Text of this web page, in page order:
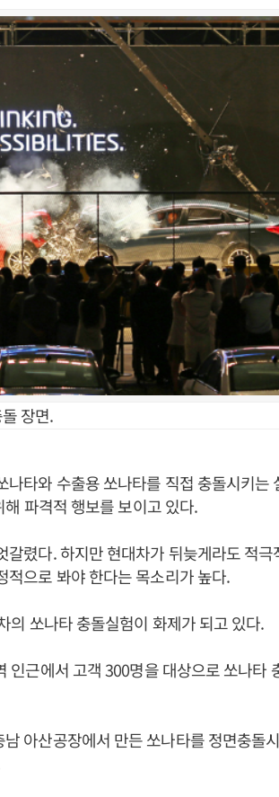
장면.
타와 수출용 쏘나타를 직접 충돌시키는
해 파격적 행보를 보이고 있다.
렸다. 하지만 현대차가 뒤늦게라도 적극
적으로 봐야 한다는 목소리가 높다.
의 쏘나타 충돌실험이 화제가 되고 있다.
인근에서 고객 300명을 대상으로 쏘나타
아산공장에서 만든 쏘나타를 정면충돌